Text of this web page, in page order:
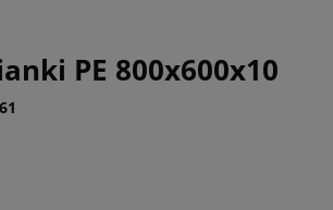
PE 800x600x10